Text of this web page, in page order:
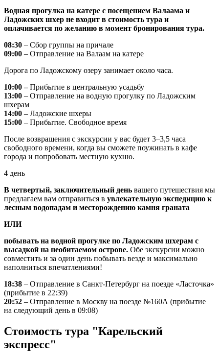
Водная прогулка на катере с посещением Валаама и
Ладожских шхер не входит в стоимость тура и
оплачивается по желанию в момент бронирования тура.
08:30 – Сбор группы на причале
09:00 – Отправление на Валаам на катере
Дорога по Ладожскому озеру занимает около часа.
10:00 –Прибытие в центральную усадьбу
13:00 – Отправление на водную прогулку по Ладожским
шхерам
14:00 – Ладожские шхеры
15:00 – Прибытие. Свободное время
После возвращения с экскурсии у вас будет 3–3,5 часа
свободного времени, когда вы сможете поужинать в кафе
города и попробовать местную кухню.
4 день
В четвертый, заключительный день вашего путешествия мы
предлагаем вам отправиться в увлекательную экспедицию к
лесным водопадам и месторождению камня граната
ИЛИ
побывать на водной прогулке по Ладожским шхерам с
высадкой на необитаемом острове. Обе экскурсии можно
совместить и за один день побывать везде и максимально
наполниться впечатлениями!
18:38 – Отправление в Санкт-Петербург на поезде «Ласточка»
(прибытие в 22:39)
20:52 – Отправление в Москву на поезде №160А (прибытие
на следующий день в 09:08)
Стоимость тура "Карельский
экспресс"